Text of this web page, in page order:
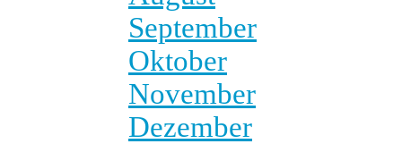
September
Oktober
November
Dezember